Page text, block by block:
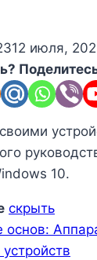
12 июля,
10.
скрыть